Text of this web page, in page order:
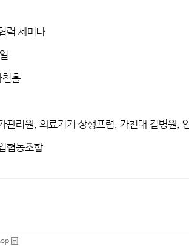
력 세미나
일
천홀
관리원, 의료기기 상생포럼, 가천대 길병원,
협동조합